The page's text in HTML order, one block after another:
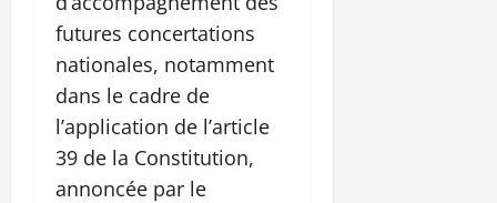
futures concertations
nationales, notamment
dans le cadre de
l’application de l’article
39 de la Constitution,
annoncée par le